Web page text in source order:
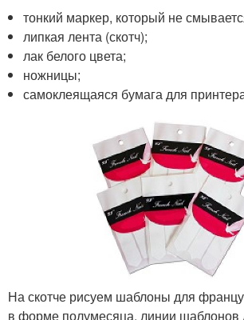
тонкий маркер, который не
липкая лента (скотч);
лак белого цвета;
ножницы;
самоклеящаяся бумага для
На скотче рисуем шаблоны для
в форме полумесяца, линии